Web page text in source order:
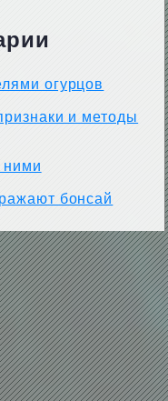
огурцов
и методы
ними
бонсай